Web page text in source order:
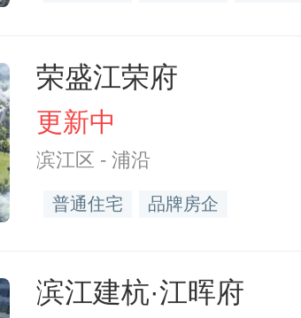
荣盛江荣府
更新中
滨江区 - 浦沿
普通住宅 品牌房企
滨江建杭·江晖府